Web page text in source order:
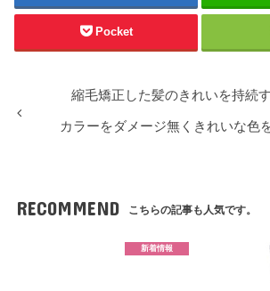
Pocket
縮毛矯正した髪のきれいを持続す
カラーをダメージ無くきれいな色
RECOMMEND こちらの記事も人気です。
新着情報